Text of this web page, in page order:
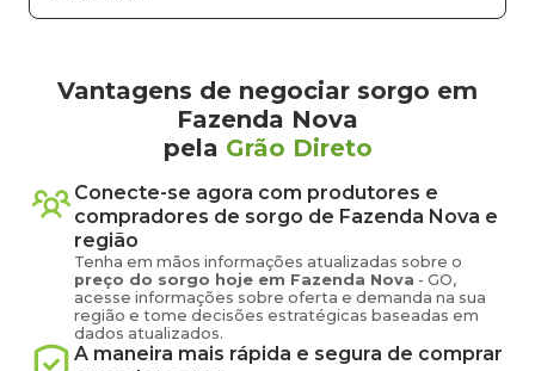
Vantagens de negociar sorgo em
Fazenda Nova
pela Grão Direto
Conecte-se agora com produtores e
compradores de sorgo de Fazenda Nova e
região
Tenha em mãos informações atualizadas sobre o
preço do sorgo hoje em Fazenda Nova - GO,
acesse informações sobre oferta e demanda na sua
região e tome decisões estratégicas baseadas em
dados atualizados.
A maneira mais rápida e segura de comprar